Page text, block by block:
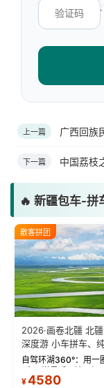
上一篇 广西回族
下一篇 中国荔
🔥 新疆包车-拼
散客拼团
2026·画卷北疆 北
深度游 小车拼车、
物！
自驾环湖360°：用一
“大西洋最后一滴眼泪
蓝。 赛湖旅拍：甄选
¥4580